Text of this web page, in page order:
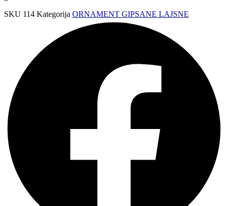
SKU 114 Kategorija ORNAMENT GIPSANE LAJSNE